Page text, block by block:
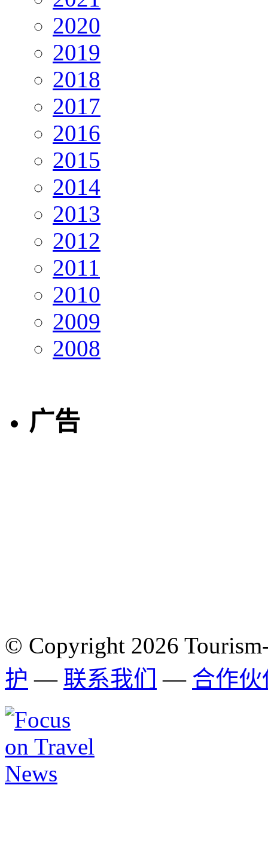
2020
2019
2018
2017
2016
2015
2014
2013
2012
2011
2010
2009
2008
广告
© Copyright 2026
护 — 联系我们 — 合作伙